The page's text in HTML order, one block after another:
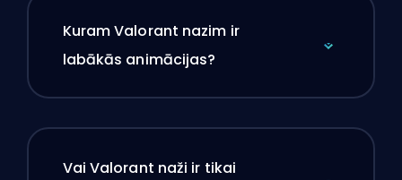
Kuram Valorant nazim ir
labākās animācijas?
Vai Valorant naži ir tikai